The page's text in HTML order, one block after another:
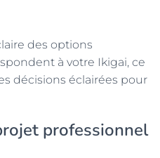
des options
à votre Ikigai, ce
décisions éclairées pour
professionnel